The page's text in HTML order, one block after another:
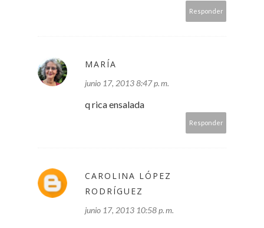
Responder
MARÍA
junio 17, 2013 8:47 p. m.
q rica ensalada
Responder
CAROLINA LÓPEZ
RODRÍGUEZ
junio 17, 2013 10:58 p. m.